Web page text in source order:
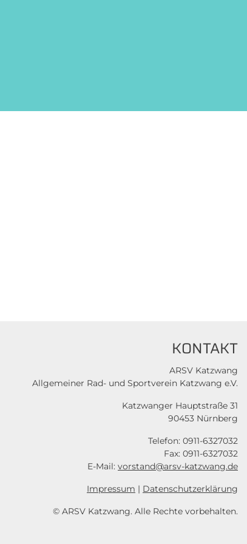
KONTAKT
ARSV Katzwang
Allgemeiner Rad- und Sportverein Katzwang e.V.
Katzwanger Hauptstraße 31
90453 Nürnberg
Telefon: 0911-6327032
Fax: 0911-6327032
E-Mail: vorstand@arsv-katzwang.de
Impressum | Datenschutzerklärung
© ARSV Katzwang. Alle Rechte vorbehalten.